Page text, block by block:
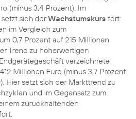
(minus 3,4 Prozent). Im
setzt sich derWachstumskurs fort:
im Vergleich zum
0,7 Prozent auf 215 Millionen
Trend zu höherwertigen
verzeichnete
Millionen Euro (minus 3,7 Prozent
Hier setzt sich der Markttrend zu
und im Gegensatz zum
zurückhaltenden